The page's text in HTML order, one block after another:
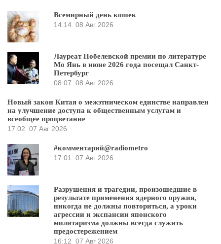
Всемирный день кошек
14:14 08 Авг 2026
Лауреат Нобелевской премии по литературе
Мо Янь в июне 2026 года посещал Санкт-
Петербург
08:07 08 Авг 2026
Новый закон Китая о межэтническом единстве направлен
на улучшение доступа к общественным услугам и
всеобщее процветание
17:02 07 Авг 2026
#комментарий@radiometro
17:01
07 Авг 2026
Разрушения и трагедии, произошедшие в
результате применения ядерного оружия,
никогда не должны повториться, а уроки
агрессии и экспансии японского
милитаризма должны всегда служить
предостережением
16:12 07 Авг 2026